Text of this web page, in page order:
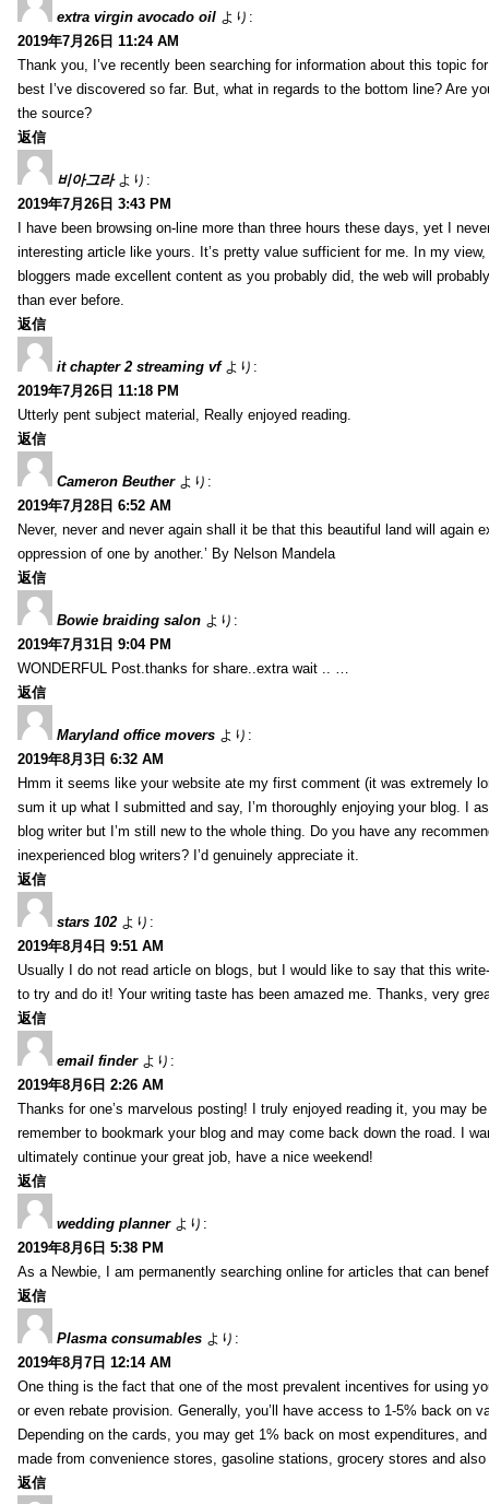
extra virgin avocado oil より:
2019年7月26日 11:24 AM
Thank you, I’ve recently been searching for information about this topic
best I’ve discovered so far. But, what in regards to the bottom line? Are
the source?
返信
비아그라 より:
2019年7月26日 3:43 PM
I have been browsing on-line more than three hours these days, yet I
interesting article like yours. It’s pretty value sufficient for me. In my
bloggers made excellent content as you probably did, the web will
than ever before.
返信
it chapter 2 streaming vf より:
2019年7月26日 11:18 PM
Utterly pent subject material, Really enjoyed reading.
返信
Cameron Beuther より:
2019年7月28日 6:52 AM
Never, never and never again shall it be that this beautiful land will again
oppression of one by another.’ By Nelson Mandela
返信
Bowie braiding salon より:
2019年7月31日 9:04 PM
WONDERFUL Post.thanks for share..extra wait .. …
返信
Maryland office movers より:
2019年8月3日 6:32 AM
Hmm it seems like your website ate my first comment (it was extremely
sum it up what I submitted and say, I’m thoroughly enjoying your blog. I
blog writer but I’m still new to the whole thing. Do you have any
inexperienced blog writers? I’d genuinely appreciate it.
返信
stars 102 より:
2019年8月4日 9:51 AM
Usually I do not read article on blogs, but I would like to say that this
to try and do it! Your writing taste has been amazed me. Thanks, very
返信
email finder より:
2019年8月6日 2:26 AM
Thanks for one’s marvelous posting! I truly enjoyed reading it, you may
remember to bookmark your blog and may come back down the road. I
ultimately continue your great job, have a nice weekend!
返信
wedding planner より:
2019年8月6日 5:38 PM
As a Newbie, I am permanently searching online for articles that can
返信
Plasma consumables より:
2019年8月7日 12:14 AM
One thing is the fact that one of the most prevalent incentives for using
or even rebate provision. Generally, you’ll have access to 1-5% back on
Depending on the cards, you may get 1% back on most expenditures,
made from convenience stores, gasoline stations, grocery stores and also
返信